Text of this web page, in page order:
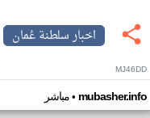
اخبار سلطنة عُمان
MJ46DD
مباشر• mubasher.info